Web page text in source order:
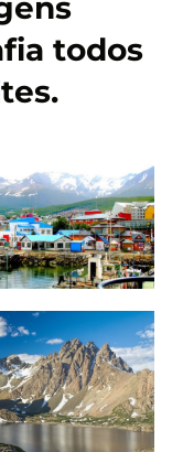
todos